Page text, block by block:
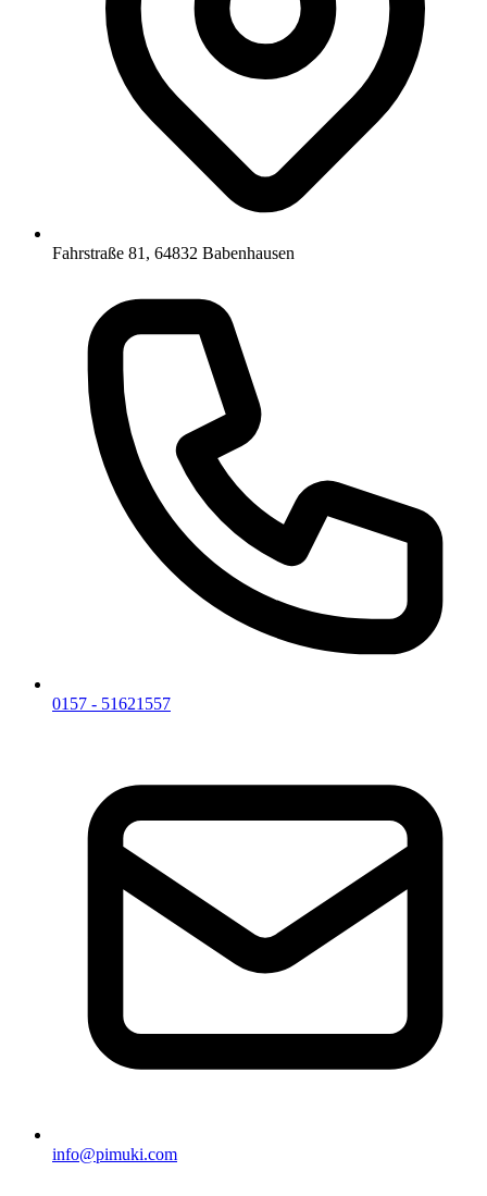
Fahrstraße 81, 64832 Babenhausen
0157 - 51621557
info@pimuki.com